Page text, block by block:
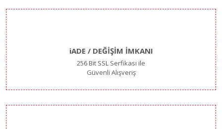
iADE / DEĞİŞİM İMKANI
256 Bit SSL Serfikası ile
Güvenli Alışveriş